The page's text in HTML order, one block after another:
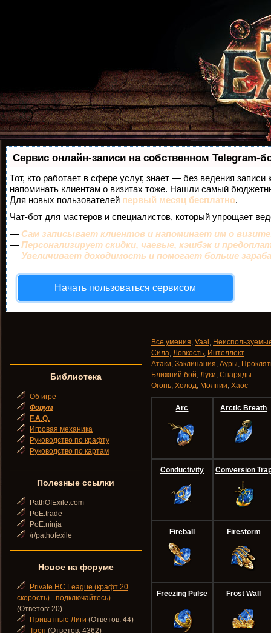
Сервис онлайн-записи на собственном Telegram-
Тот, кто работает в сфере услуг, знает — без ведения
напоминать клиентам о визитах тоже. Нашли самый
Для новых пользователей первый месяц бесплатно.
Чат-бот для мастеров и специалистов, который упрощает
— Сам записывает клиентов и напоминает им о
— Персонализирует скидки, чаевые, кэшбэк и
— Увеличивает доходимость и помогает больше
Начать пользоваться сервисом
Все умения, Vaal ,
Сила, Ловкость, Интеллект
Атаки, Заклинания, Ауры,
Ближний бой, Луки, Снаряды
Огонь, Холод, Молнии, Хаос
Arc Arctic Breath
Conductivity Conversion
Fireball Firestorm
Freezing Pulse Frost Wall
Библиотека
Об игре
Форум
F.A.Q.
Игровая механика
Руководство по крафту
Руководство по картам
Полезные ссылки
PathOfExile.com
PoE.trade
PoE.ninja
/r/pathofexile
Новое на форуме
Private HC League (крафт 20
скорость) - подключайтесь)
(Ответов: 20)
Приватные Лиги (Ответов: 44)
Трёп (Ответов: 4362)